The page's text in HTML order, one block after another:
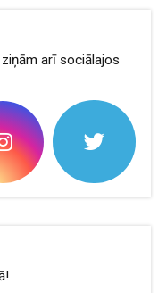
arī sociālajos